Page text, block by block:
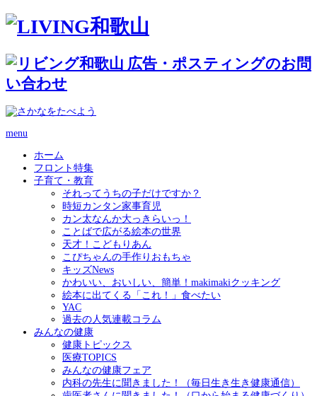
menu
ホーム
フロント特集
子育て・教育
それってうちの子だけですか？
時短カンタン家事育児
カン太なんか大っきらいっ！
ことばで広がる絵本の世界
天才！こどもりあん
こぴちゃんの手作りおもちゃ
キッズNews
かわいい、おいしい、簡単！makimakiクッキング
絵本に出てくる「これ！」食べたい
YAC
過去の人気連載コラム
みんなの健康
健康トピックス
医療TOPICS
みんなの健康フェア
内科の先生に聞きました！（毎日生き生き健康通信）